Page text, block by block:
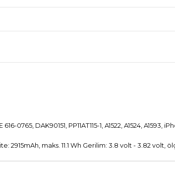
0765, DAK90151, PP11AT115-1, A1522, A1524,
maks. 11.1 Wh Gerilim: 3.8 volt - 3.82 volt,